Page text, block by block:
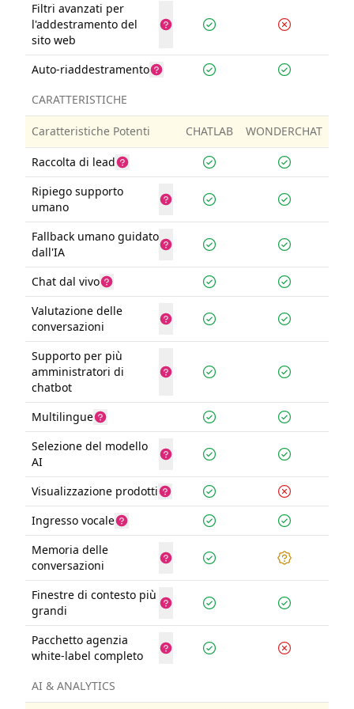
Filtri avanzati per
l'addestramento del
sito web
Auto-riaddestramento
CARATTERISTICHE
Caratteristiche Potenti CHATLAB WONDERCHAT
Raccolta di lead
Ripiego supporto
umano
Fallback umano guidato
dall'IA
Chat dal vivo
Valutazione delle
conversazioni
Supporto per più
amministratori di
chatbot
Multilingue
Selezione del modello
AI
Visualizzazione prodotti
Ingresso vocale
Memoria delle
conversazioni
Finestre di contesto più
grandi
Pacchetto agenzia
white-label completo
AI & ANALYTICS